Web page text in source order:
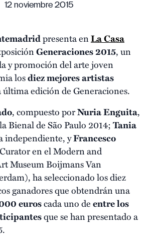
12 noviembre 2015
presenta enLa Casa
Generaciones 2015, un
y promoción del arte joven
losdiez mejores artistas
última edición de Generaciones.
, compuesto porNuria Enguita,
Bienal de São Paulo 2014;Tania
independiente, yFrancesco
en el Modern and
Museum Boijmans Van
ha seleccionado los diez
ganadores que obtendrán una
euroscada uno deentre los
que se han presentado a